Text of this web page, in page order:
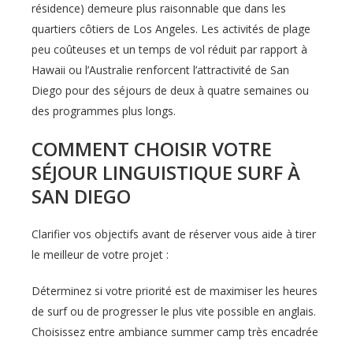
résidence) demeure plus raisonnable que dans les
quartiers côtiers de Los Angeles. Les activités de plage
peu coûteuses et un temps de vol réduit par rapport à
Hawaii ou l’Australie renforcent l’attractivité de San
Diego pour des séjours de deux à quatre semaines ou
des programmes plus longs.
COMMENT CHOISIR VOTRE
SÉJOUR LINGUISTIQUE SURF À
SAN DIEGO
Clarifier vos objectifs avant de réserver vous aide à tirer
le meilleur de votre projet :
Déterminez si votre priorité est de maximiser les heures
de surf ou de progresser le plus vite possible en anglais.
Choisissez entre ambiance summer camp très encadrée